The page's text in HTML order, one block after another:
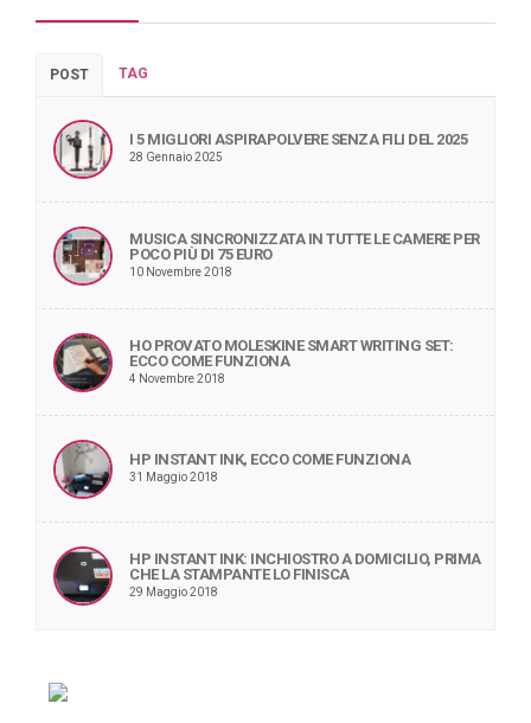
POST TAG
I 5 MIGLIORI ASPIRAPOLVERE SENZA FILI DEL 2025
28 Gennaio 2025
MUSICA SINCRONIZZATA IN TUTTE LE CAMERE PER
POCO PIÙ DI 75 EURO
10 Novembre 2018
HO PROVATO MOLESKINE SMART WRITING SET:
ECCO COME FUNZIONA
4 Novembre 2018
HP INSTANT INK, ECCO COME FUNZIONA
31 Maggio 2018
HP INSTANT INK: INCHIOSTRO A DOMICILIO, PRIMA
CHE LA STAMPANTE LO FINISCA
29 Maggio 2018